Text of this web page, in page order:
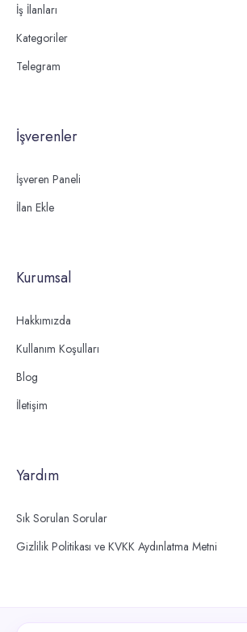
İş İlanları
Kategoriler
Telegram
İşverenler
İşveren Paneli
İlan Ekle
Kurumsal
Hakkımızda
Kullanım Koşulları
Blog
İletişim
Yardım
Sık Sorulan Sorular
Gizlilik Politikası ve KVKK Aydınlatma Metni